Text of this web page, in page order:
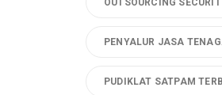
OUTSOURCING
PENYALUR JASA
PUDIKLAT SATPAM